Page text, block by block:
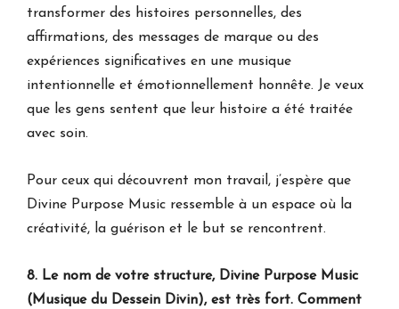
transformer des histoires personnelles, des
affirmations, des messages de marque ou des
expériences significatives en une musique
intentionnelle et émotionnellement honnête. Je veux
que les gens sentent que leur histoire a été traitée
avec soin.
Pour ceux qui découvrent mon travail, j’espère que
Divine Purpose Music ressemble à un espace où la
créativité, la guérison et le but se rencontrent.
8. Le nom de votre structure, Divine Purpose Music
(Musique du Dessein Divin), est très fort. Comment